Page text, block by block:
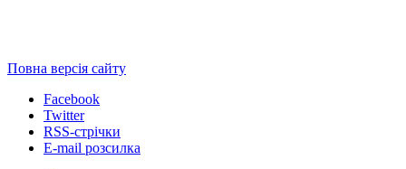
Повна версія сайту
Facebook
Twitter
RSS-стрічки
E-mail розсилка